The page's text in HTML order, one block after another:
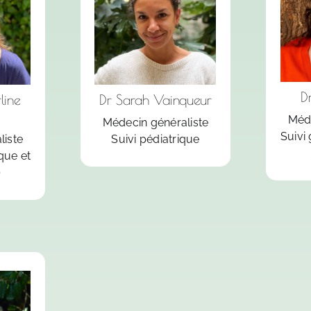
et
Dr Sarah Vainqueur
Médecin généraliste
Suivi pédiatrique
suivi pédiatrique
(nourrissons et
enfants)
Prendre rdv sur
Doctolib
Suivi